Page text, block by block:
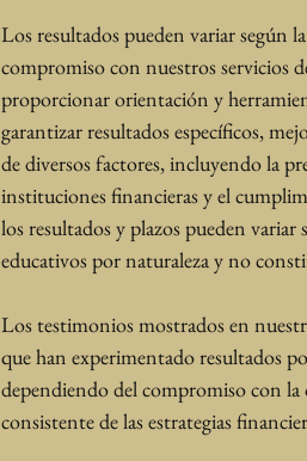
Los resultados pueden variar según
compromiso con nuestros servicios
proporcionar orientación y
garantizar resultados específicos,
de diversos factores, incluyendo la
instituciones financieras y el
los resultados y plazos pueden
educativos por naturaleza y no
Los testimonios mostrados en
que han experimentado resultados
dependiendo del compromiso con
consistente de las estrategias